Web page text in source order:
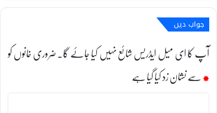
جواب دیں
آپ کا ای میل ایڈریس شائع نہیں کیا جائے گا۔ضروری خانوں کو
*سے نشان زد کیا گیا ہے
ت